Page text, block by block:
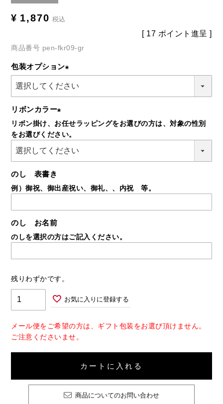
¥ 1,870 税込
[ 17 ポイント進呈 ]
商品番号 pen-fkr09-gr
包装オプション
(必
リボンカラー
(必
須)
リボン掛け、お任せラッピングをお選びの方は、対象の性別
をお選びください。
のし 表書き
例）御祝、御出産祝い、御礼、、内祝 等。
のし お名前
のしを選択の方はご記入ください。
残りわずかです。
お気に入りに登録する
メール便をご希望の方は、ギフト包装をお選び頂けません。
ご注意くださいませ。
カートに入れる
商品についてのお問い合わせ